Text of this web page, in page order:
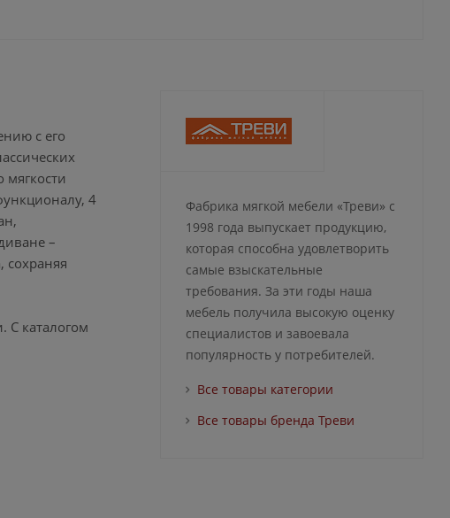
с его
4
–
сохраняя
С каталогом
Фабрика мягкой мебели «Треви» с
1998 года выпускает продукцию,
которая способна удовлетворить
самые взыскательные
требования. За эти годы наша
мебель получила высокую оценку
специалистов и завоевала
популярность у потребителей.
Все товары категории
Все товары бренда Треви